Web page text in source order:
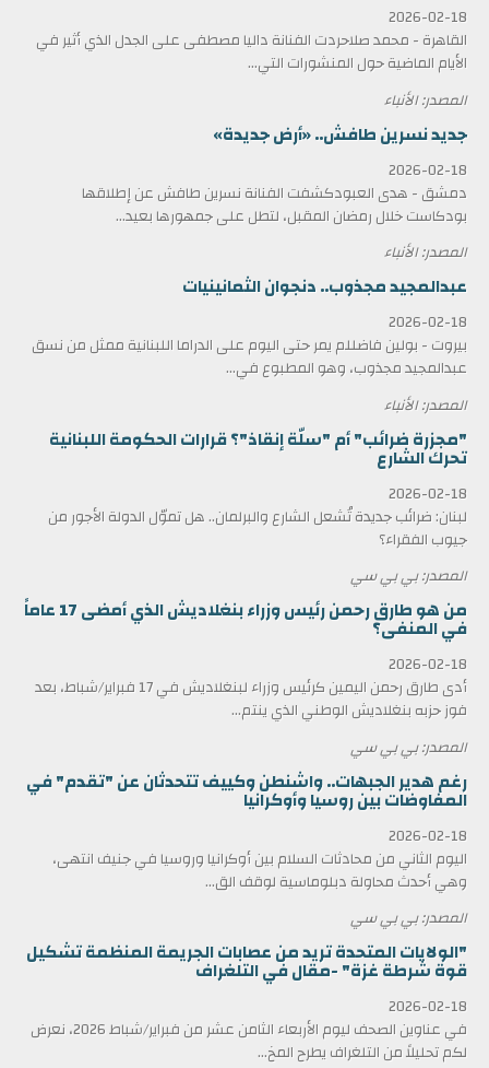
2026-02-18
القاهرة - محمد صلاحردت الفنانة داليا مصطفى على الجدل الذي أثير في
الأيام الماضية حول المنشورات التي...
المصدر: الأنباء
جديد نسرين طافش.. «أرض جديدة»
2026-02-18
دمشق - هدى العبودكشفت الفنانة نسرين طافش عن إطلاقها
بودكاست خلال رمضان المقبل، لتطل على جمهورها بعيد...
المصدر: الأنباء
عبدالمجيد مجذوب.. دنجوان الثمانينيات
2026-02-18
بيروت - بولين فاضللم يمر حتى اليوم على الدراما اللبنانية ممثل من نسق
عبدالمجيد مجذوب، وهو المطبوع في...
المصدر: الأنباء
"مجزرة ضرائب" أم "سلّة إنقاذ"؟ قرارات الحكومة اللبنانية
تحرك الشارع
2026-02-18
لبنان: ضرائب جديدة تُشعل الشارع والبرلمان.. هل تموّل الدولة الأجور من
جيوب الفقراء؟
المصدر: بي بي سي
من هو طارق رحمن رئيس وزراء بنغلاديش الذي أمضى 17 عاماً
في المنفى؟
2026-02-18
أدى طارق رحمن اليمين كرئيس وزراء لبنغلاديش في 17 فبراير/شباط، بعد
فوز حزبه بنغلاديش الوطني الذي ينتم...
المصدر: بي بي سي
رغم هدير الجبهات.. واشنطن وكييف تتحدثان عن "تقدم" في
المفاوضات بين روسيا وأوكرانيا
2026-02-18
اليوم الثاني من محادثات السلام بين أوكرانيا وروسيا في جنيف انتهى،
وهي أحدث محاولة دبلوماسية لوقف الق...
المصدر: بي بي سي
"الولايات المتحدة تريد من عصابات الجريمة المنظمة تشكيل
قوة شرطة غزة" -مقال في التلغراف
2026-02-18
في عناوين الصحف ليوم الأربعاء الثامن عشر من فبراير/شباط 2026، نعرض
لكم تحليلاً من التلغراف يطرح المخ...